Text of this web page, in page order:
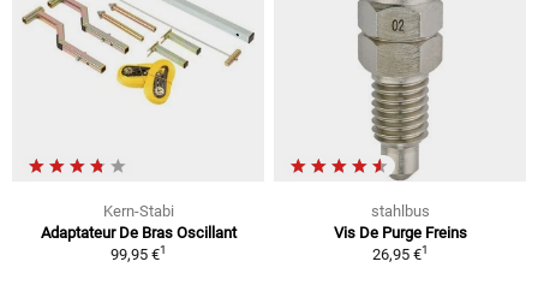
Kern-Stabi
Adaptateur De Bras Oscillant
99,95 €1
stahlbus
Vis De Purge Freins
26,95 €1